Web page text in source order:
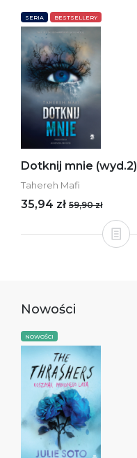
SERIA BESTSELLERY
Dotknij mnie (wyd.2)
Tahereh Mafi
35,94 zł 59,90 zł
Nowości
NOWOŚCI